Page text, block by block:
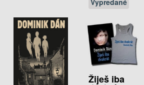
Žiješ iba